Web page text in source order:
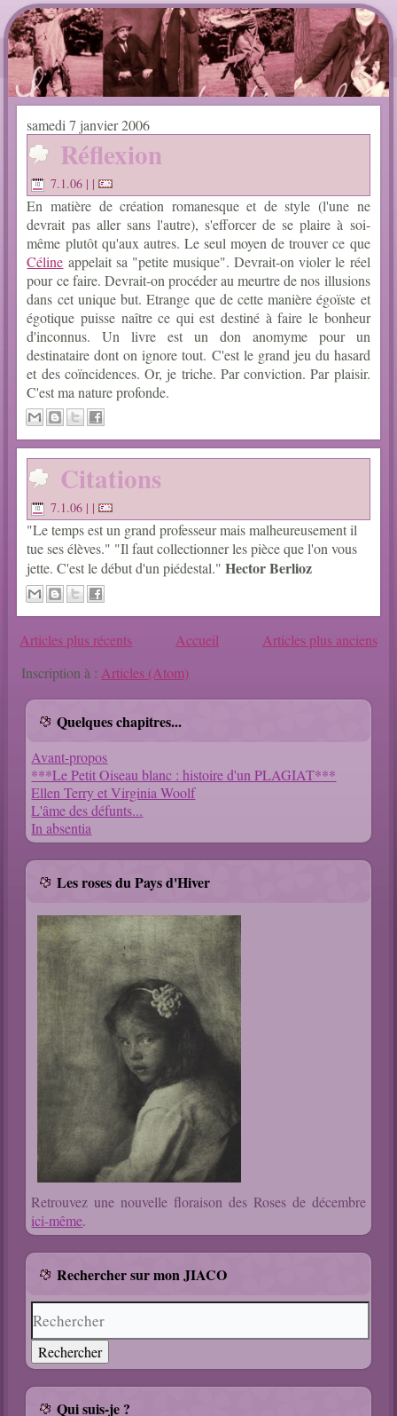
samedi 7 janvier 2006
Réflexion
7.1.06 | |
En matière de création romanesque et de style (l'une ne
devrait pas aller sans l'autre), s'efforcer de se plaire à soi-
même plutôt qu'aux autres. Le seul moyen de trouver ce que
Céline appelait sa "petite musique". Devrait-on violer le réel
pour ce faire. Devrait-on procéder au meurtre de nos illusions
dans cet unique but. Etrange que de cette manière égoïste et
égotique puisse naître ce qui est destiné à faire le bonheur
d'inconnus. Un livre est un don anomyme pour un
destinataire dont on ignore tout. C'est le grand jeu du hasard
et des coïncidences. Or, je triche. Par conviction. Par plaisir.
C'est ma nature profonde.
Citations
7.1.06 | |
"Le temps est un grand professeur mais malheureusement il
tue ses élèves." "Il faut collectionner les pièce que l'on vous
jette. C'est le début d'un piédestal."Hector Berlioz
Articles plus récents Articles plus anciens
Accueil
Inscription à : Articles (Atom)
Quelques chapitres...
Avant-propos
***Le Petit Oiseau blanc : histoire d'un PLAGIAT***
Ellen Terry et Virginia Woolf
L'âme des défunts...
In absentia
Les roses du Pays d'Hiver
Retrouvez une nouvelle floraison des Roses de décembre
ici-même.
Rechercher sur mon JIACO
Qui suis-je ?